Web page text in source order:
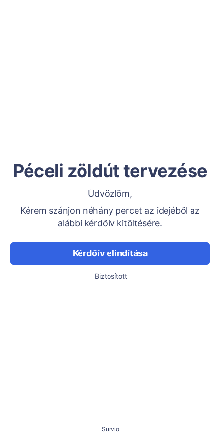
Péceli zöldút tervezése
Üdvözlöm,
Kérem szánjon néhány percet az idejéből az
alábbi kérdőív kitöltésére.
Kérdőív elindítása
Biztosított
Survio